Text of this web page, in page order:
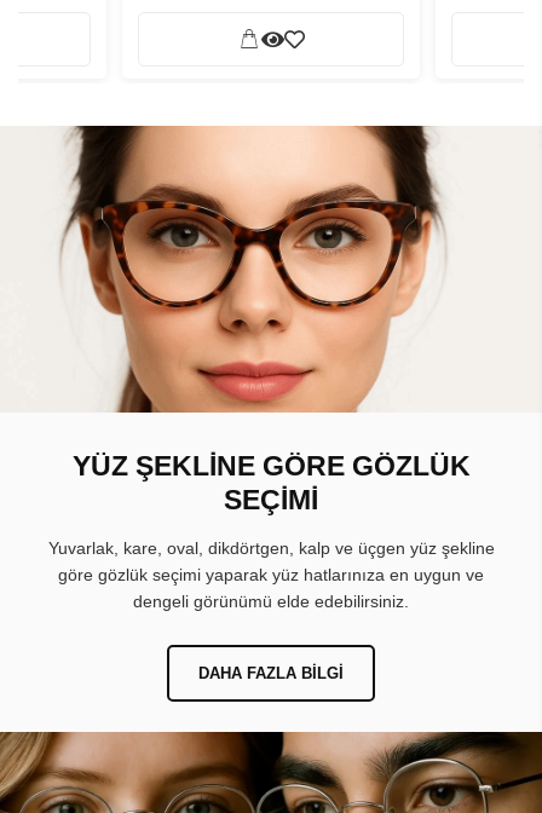
YÜZ ŞEKLİNE GÖRE GÖZLÜK
SEÇİMİ
Yuvarlak, kare, oval, dikdörtgen, kalp ve üçgen yüz şekline
göre gözlük seçimi yaparak yüz hatlarınıza en uygun ve
dengeli görünümü elde edebilirsiniz.
DAHA FAZLA BILGI